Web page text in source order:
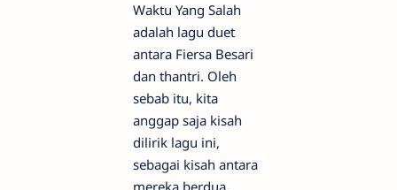
Waktu Yang Salah
adalah lagu duet
antara Fiersa Besari
dan thantri. Oleh
sebab itu, kita
anggap saja kisah
dilirik lagu ini,
sebagai kisah antara
mereka berdua.